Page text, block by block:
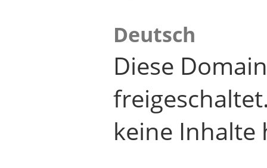
Deutsch
Diese
keine Inhalte